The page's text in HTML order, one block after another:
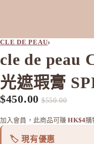
CLE DE PEAU›
cle de peau
光遮瑕膏
促銷價
$450.00 定價
$550.00
加入會員，此商品可賺 HK$4購
🏷️ 現有優惠